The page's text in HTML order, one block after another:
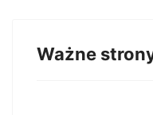
Ważne